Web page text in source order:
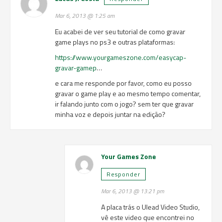
Mar 6, 2013 @ 1:25 am
Eu acabei de ver seu tutorial de como gravar
game plays no ps3 e outras plataformas:
https://www.yourgameszone.com/easycap-
gravar-gamep…
e cara me responde por favor, como eu posso
gravar o game play e ao mesmo tempo comentar,
ir falando junto com o jogo? sem ter que gravar
minha voz e depois juntar na edição?
Your Games Zone
Responder
Mar 6, 2013 @ 13:21 pm
A placa trás o Ulead Video Studio,
vê este video que encontrei no